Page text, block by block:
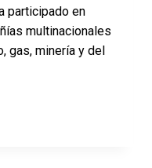
participado en
multinacionales
gas, minería y del